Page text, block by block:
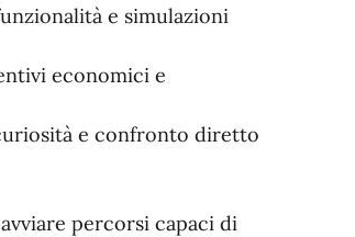
e simulazioni
economici e
e confronto diretto
percorsi capaci di